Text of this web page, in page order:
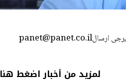
panet@panet.co.ilبموجب بند 27 أ لقانون الحقوق الأدبية لسنة 2007، يرجى ارسال
لمزيد من أخبار اضغط هنا